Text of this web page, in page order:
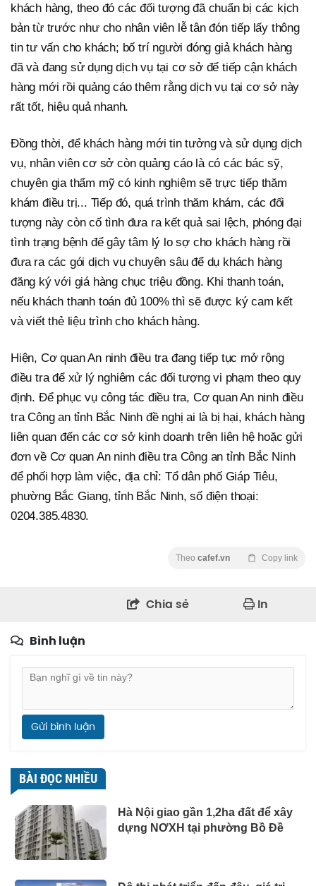
khách hàng, theo đó các đối tượng đã chuẩn bị các kịch
bản từ trước như cho nhân viên lễ tân đón tiếp lấy thông
tin tư vấn cho khách; bố trí người đóng giả khách hàng
đã và đang sử dụng dịch vụ tại cơ sở để tiếp cận khách
hàng mới rồi quảng cáo thêm rằng dịch vụ tại cơ sở này
rất tốt, hiệu quả nhanh.
Đồng thời, để khách hàng mới tin tưởng và sử dụng dịch
vụ, nhân viên cơ sở còn quảng cáo là có các bác sỹ,
chuyên gia thẩm mỹ có kinh nghiệm sẽ trực tiếp thăm
khám điều trị... Tiếp đó, quá trình thăm khám, các đối
tượng này còn cố tình đưa ra kết quả sai lệch, phóng đại
tình trạng bệnh để gây tâm lý lo sợ cho khách hàng rồi
đưa ra các gói dịch vụ chuyên sâu để dụ khách hàng
đăng ký với giá hàng chục triệu đồng. Khi thanh toán,
nếu khách thanh toán đủ 100% thì sẽ được ký cam kết
và viết thẻ liệu trình cho khách hàng.
Hiện, Cơ quan An ninh điều tra đang tiếp tục mở rộng
điều tra để xử lý nghiêm các đối tượng vi phạm theo quy
định. Để phục vụ công tác điều tra, Cơ quan An ninh điều
tra Công an tỉnh Bắc Ninh đề nghị ai là bị hại, khách hàng
liên quan đến các cơ sở kinh doanh trên liên hệ hoặc gửi
đơn về Cơ quan An ninh điều tra Công an tỉnh Bắc Ninh
để phối hợp làm việc, địa chỉ: Tổ dân phố Giáp Tiêu,
phường Bắc Giang, tỉnh Bắc Ninh, số điện thoại:
0204.385.4830.
Theo cafef.vn Copy link
Chia sẻ In
Bình luận
Gửi bình luận
BÀI ĐỌC NHIỀU
Hà Nội giao gần 1,2ha đất để xây
dựng NƠXH tại phường Bồ Đề